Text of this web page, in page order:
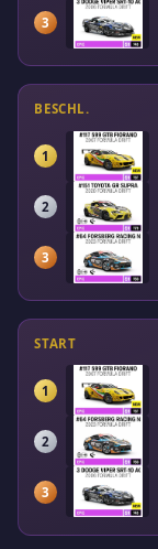
3
BESCHL.
1
2
3
START
1
2
3